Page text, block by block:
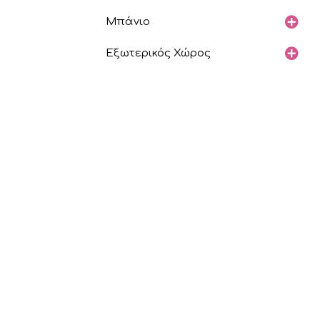
Μπάνιο
Εξωτερικός Χώρος